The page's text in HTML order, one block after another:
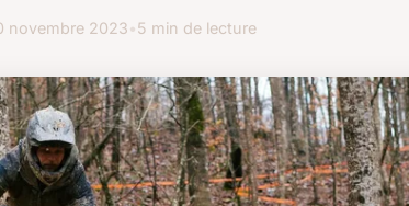
novembre 2023•5 min de lecture